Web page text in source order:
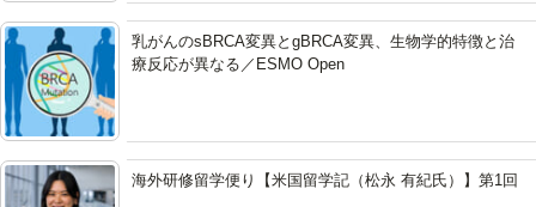
乳がんのsBRCA変異とgBRCA変異、生物学的特徴と治
療反応が異なる／ESMO Open
海外研修留学便り【米国留学記（松永 有紀氏）】第1回